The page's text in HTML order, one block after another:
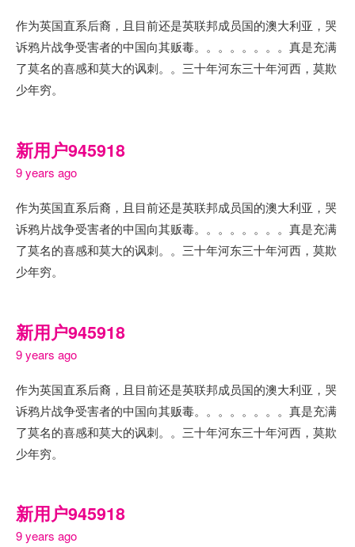
作为英国直系后裔，且目前还是英联邦成员国的澳大利亚，哭
诉鸦片战争受害者的中国向其贩毒。。。。。。。。真是充满
了莫名的喜感和莫大的讽刺。。三十年河东三十年河西，莫欺
少年穷。
新用户945918
9 years ago
作为英国直系后裔，且目前还是英联邦成员国的澳大利亚，哭
诉鸦片战争受害者的中国向其贩毒。。。。。。。。真是充满
了莫名的喜感和莫大的讽刺。。三十年河东三十年河西，莫欺
少年穷。
新用户945918
9 years ago
作为英国直系后裔，且目前还是英联邦成员国的澳大利亚，哭
诉鸦片战争受害者的中国向其贩毒。。。。。。。。真是充满
了莫名的喜感和莫大的讽刺。。三十年河东三十年河西，莫欺
少年穷。
新用户945918
9 years ago